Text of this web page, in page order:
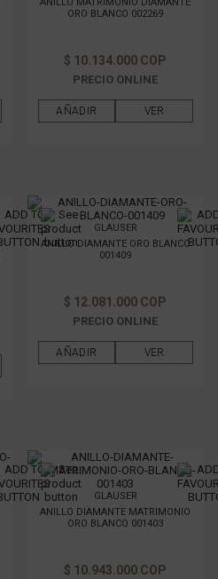
ANILLO MATRIMONIO DIAMANTE
ORO BLANCO 002269
$ 10.134.000 COP
PRECIO ONLINE
AÑADIR VER
GLAUSER
ANILLO DIAMANTE ORO BLANCO
001409
$ 12.081.000 COP
PRECIO ONLINE
AÑADIR VER
GLAUSER
ANILLO DIAMANTE MATRIMONIO
ORO BLANCO 001403
$ 10.943.000 COP